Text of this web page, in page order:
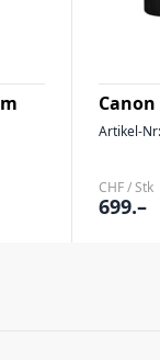
Canon
Artikel-Nr:
CHF / Stk
699.–